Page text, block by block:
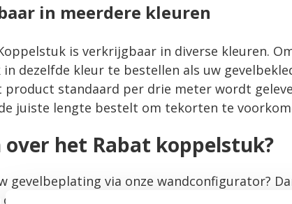
in meerdere kleuren
is verkrijgbaar in diverse kleuren.
dezelfde kleur te bestellen als uw
product standaard per drie meter wordt
juiste lengte bestelt om tekorten te
over het Rabat koppelstuk?
gevelbeplating via onze wandconfigurator?
over deze of één van onze andere producten?